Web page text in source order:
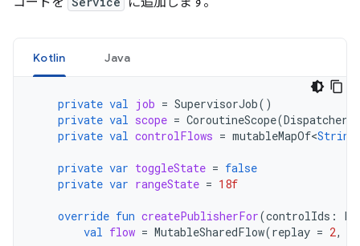
Kotlin Java
private val job = SupervisorJob()
private val scope = CoroutineScope(Dispatchers
private val controlFlows = mutableMapOf<String
private var toggleState = false
private var rangeState = 18f
override fun createPublisherFor(controlIds :
val flow = MutableSharedFlow(replay = 2,